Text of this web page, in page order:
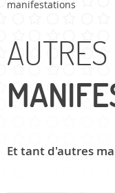
manifestations
AUTRES
Et tant d'autres